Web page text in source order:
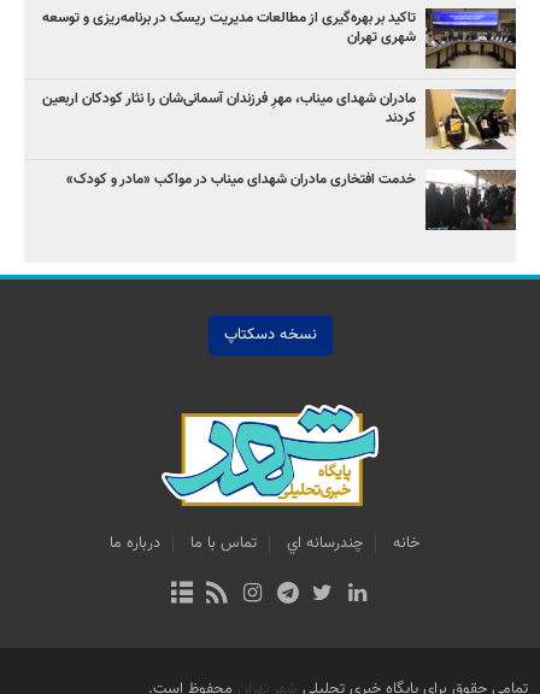
تاکید بر بهره‌گیری از مطالعات مدیریت ریسک در برنامه‌ریزی و توسعه
شهری تهران
مادران شهدای میناب، مهرِ فرزندان آسمانی‌شان را نثار کودکان اربعین
کردند
خدمت افتخاری مادران شهدای میناب در مواکب «مادر و کودک»
نسخه دسکتاپ
خانه چندرسانه اي تماس با ما درباره ما